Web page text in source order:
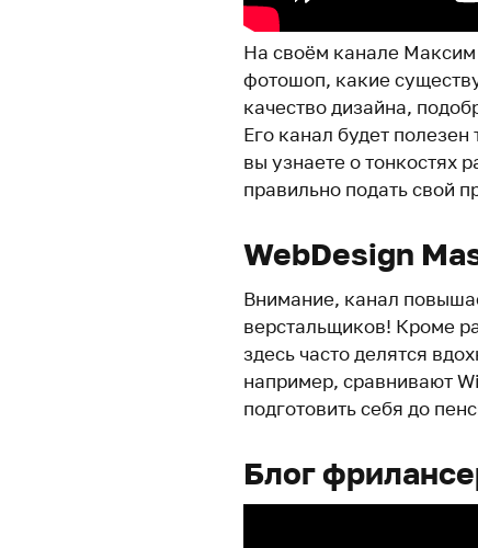
На своём канале Максим
фотошоп, какие
качество дизайна,
Его канал будет
вы узнаете о тонкостях
правильно подать свой
WebDesign
Внимание, канал
верстальщиков! Кроме
здесь часто делятся
например, сравнивают
подготовить себя до
Блог